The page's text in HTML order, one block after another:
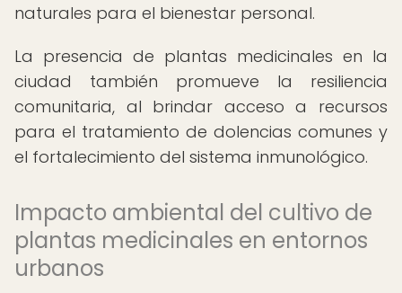
naturales para el bienestar personal.
La presencia de plantas medicinales en la
ciudad también promueve la resiliencia
comunitaria, al brindar acceso a recursos
para el tratamiento de dolencias comunes y
el fortalecimiento del sistema inmunológico.
Impacto ambiental del cultivo de
plantas medicinales en entornos
urbanos